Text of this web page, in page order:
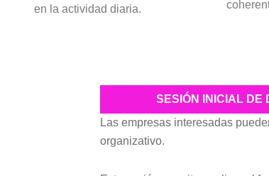
en la actividad diaria.
SESIÓN INICIAL DE
Las empresas interesadas
organizativo.